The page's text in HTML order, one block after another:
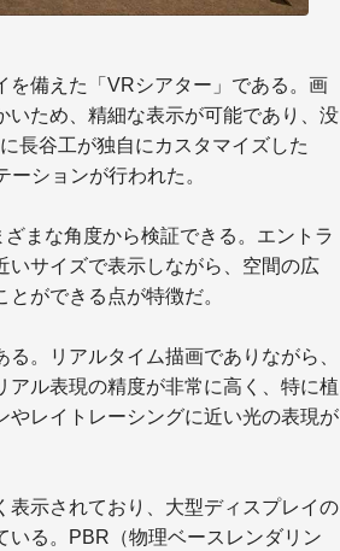
を備えた「VRシアター」である。画
ため、精細な表示が可能であり、没
長谷工が独自にカスタマイズした
ーションが行われた。
まな角度から検証できる。エントラ
いサイズで表示しながら、空間の広
ができる点が特徴だ。
。リアルタイム描画でありながら、
ル表現の精度が非常に高く、特に植
レイトレーシングに近い光の表現が
示されており、大型ディスプレイの
いる。PBR（物理ベースレンダリン